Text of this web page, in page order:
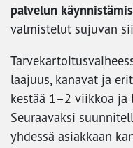
palvelun
valmistelut sujuvan
laajuus, kanavat ja
kestää 1–2 viikkoa
Seuraavaksi
yhdessä asiakkaan